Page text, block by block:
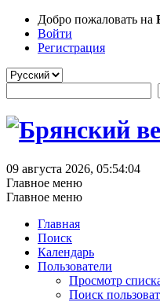
Добро пожаловать на
Войти
Регистрация
09 августа 2026, 05:54:04
Главное меню
Главное меню
Главная
Поиск
Календарь
Пользователи
Просмотр
Поиск